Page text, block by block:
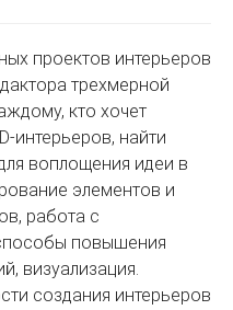
проектов интерьеров
трехмерной
кто хочет
интерьеров, найти
воплощения идеи в
элементов и
работа с
повышения
визуализация.
создания интерьеров